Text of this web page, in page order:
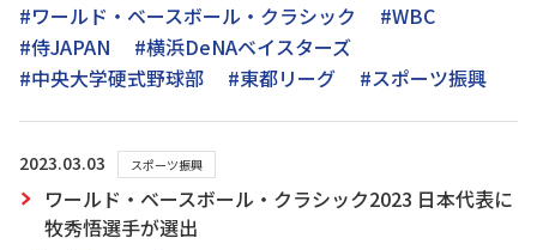
#ワールド・ベースボール・クラシック
#WBC
#侍JAPAN
#横浜DeNAベイスターズ
#中央大学硬式野球部
#東都リーグ #スポーツ振興
2023.03.03 スポーツ振興
ワールド・ベースボール・クラシック2023 日本代表に
牧秀悟選手が選出